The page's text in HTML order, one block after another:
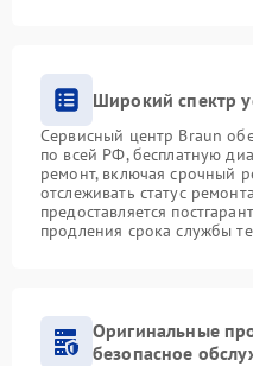
Широкий спектр
Сервисный центр Braun
по всей РФ, бесплатную
ремонт, включая срочный
отслеживать статус
предоставляется
продления срока службы
Оригинальные
безопасное